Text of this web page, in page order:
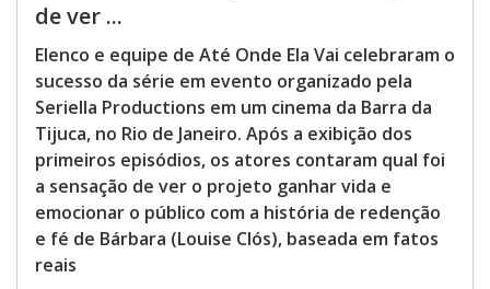
de ver ...
Elenco e equipe de Até Onde Ela Vai celebraram o
sucesso da série em evento organizado pela
Seriella Productions em um cinema da Barra da
Tijuca, no Rio de Janeiro. Após a exibição dos
primeiros episódios, os atores contaram qual foi
a sensação de ver o projeto ganhar vida e
emocionar o público com a história de redenção
e fé de Bárbara (Louise Clós), baseada em fatos
reais